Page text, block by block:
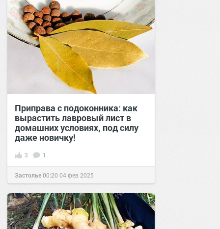
Приправа с подоконника: как
вырастить лавровый лист в
домашних условиях, под силу
даже новичку!
3 1
Застолье00:20 04 фев 2025